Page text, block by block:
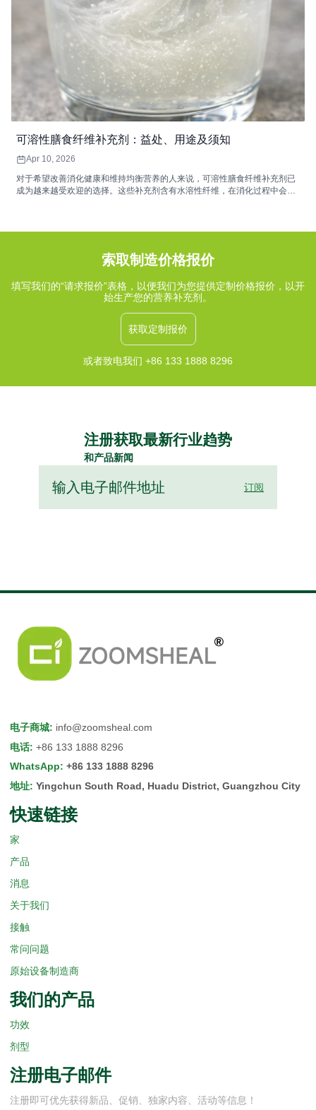
可溶性膳食纤维补充剂：益处、用途及须知
Apr 10, 2026
对于希望改善消化健康和维持均衡营养的人来说，可溶性膳食纤维补充剂已
成为越来越受欢迎的选择。这些补充剂含有水溶性纤维，在消化过程中会形
索取制造价格报价
填写我们的“请求报价”表格，以便我们为您提供定制价格报价，以开
始生产您的营养补充剂。
获取定制报价
或者致电我们 +86 133 1888 8296
注册获取最新行业趋势
和产品新闻
订阅
电子商城: info@zoomsheal.com
电话: +86 133 1888 8296
WhatsApp: +86 133 1888 8296
地址: Yingchun South Road, Huadu District, Guangzhou City
快速链接
家
产品
消息
关于我们
接触
常问问题
原始设备制造商
我们的产品
功效
剂型
注册电子邮件
注册即可优先获得新品、促销、独家内容、活动等信息！